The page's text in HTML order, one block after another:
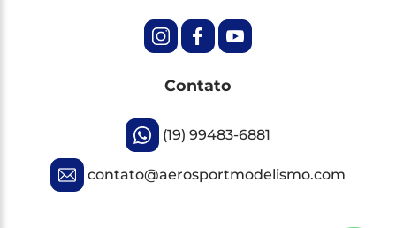
Contato
(19) 99483-6881
contato@aerosportmodelismo.com